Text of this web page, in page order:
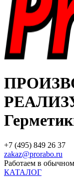
+7 (495) 849 26 37
zakaz@prorabo.ru
Работаем в
КАТАЛОГ